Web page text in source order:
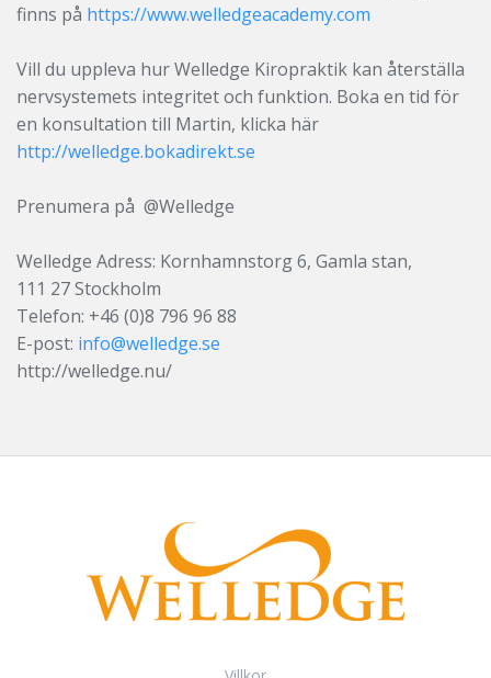
finns på https://www.welledgeacademy.com
Vill du uppleva hur Welledge Kiropraktik kan återställa
nervsystemets integritet och funktion. Boka en tid för
en konsultation till Martin, klicka här
http://welledge.bokadirekt.se
Prenumera på @Welledge
Welledge Adress: Kornhamnstorg 6, Gamla stan,
111 27 Stockholm
Telefon: +46 (0)8 796 96 88
E-post: info@welledge.se
http://welledge.nu/